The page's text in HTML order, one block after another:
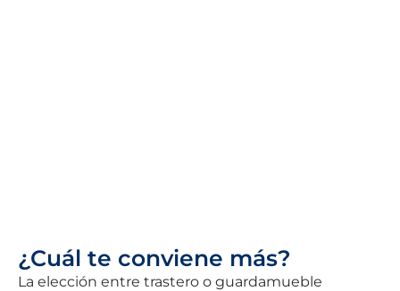
¿Cuál te conviene más?
La elección entre trastero o guardamueble